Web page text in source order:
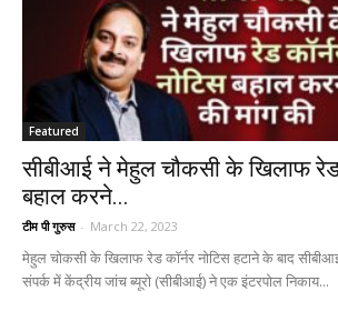
Featured
सीबीआई ने मेहुल चौकसी के खिलाफ रेड
बहाल करने...
टीम पी गुरुस - March 22, 2023
मेहुल चोकसी के खिलाफ रेड कॉर्नर नोटिस हटाने के बाद
संपर्क में केंद्रीय जांच ब्यूरो (सीबीआई) ने एक इंटरपोल निकाय...